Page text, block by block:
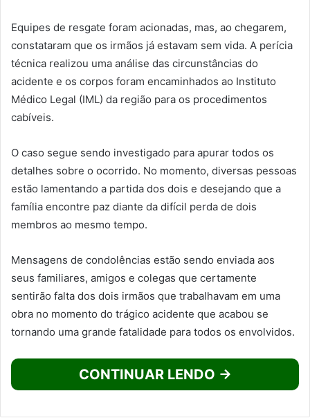
Equipes de resgate foram acionadas, mas, ao chegarem,
constataram que os irmãos já estavam sem vida. A perícia
técnica realizou uma análise das circunstâncias do
acidente e os corpos foram encaminhados ao Instituto
Médico Legal (IML) da região para os procedimentos
cabíveis.
O caso segue sendo investigado para apurar todos os
detalhes sobre o ocorrido. No momento, diversas pessoas
estão lamentando a partida dos dois e desejando que a
família encontre paz diante da difícil perda de dois
membros ao mesmo tempo.
Mensagens de condolências estão sendo enviada aos
seus familiares, amigos e colegas que certamente
sentirão falta dos dois irmãos que trabalhavam em uma
obra no momento do trágico acidente que acabou se
tornando uma grande fatalidade para todos os envolvidos.
CONTINUAR LENDO →